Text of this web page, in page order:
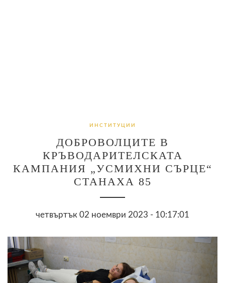
ИНСТИТУЦИИ
ДОБРОВОЛЦИТЕ В
КРЪВОДАРИТЕЛСКАТА
КАМПАНИЯ „УСМИХНИ СЪРЦЕ“
СТАНАХА 85
четвъртък 02 ноември 2023 - 10:17:01